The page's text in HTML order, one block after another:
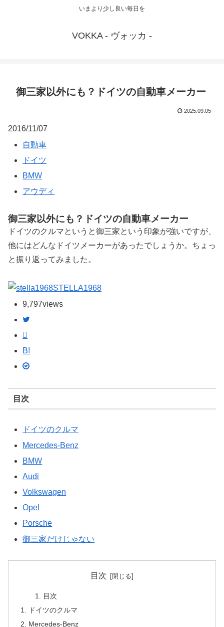
いまより少し良い毎日を
VOKKA - ヴォッカ -
御三家以外にも？ドイツの自動車メーカー
2025.09.05
2016/11/07
自動車
ドイツ
BMW
アウディ
御三家以外にも？ドイツの自動車メーカー
ドイツのクルマというと御三家という印象が強いですが、
他にはどんなドイツメーカーがあったでしょうか。ちょっ
と振り返ってみました。
STELLA1968
9,797views
B!
目次
ドイツのクルマ
Mercedes-Benz
BMW
Audi
Volkswagen
Opel
Porsche
御三家だけじゃない
目次
目次
ドイツのクルマ
Mercedes-Benz